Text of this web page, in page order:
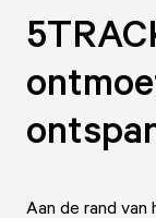
Aan de rand